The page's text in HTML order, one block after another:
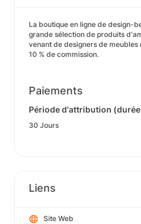
La boutique en ligne de design-
grande sélection de produits
venant de designers de meubles
10 % de commission.
Paiements
Période d'attribution
30 Jours
Liens
Site Web